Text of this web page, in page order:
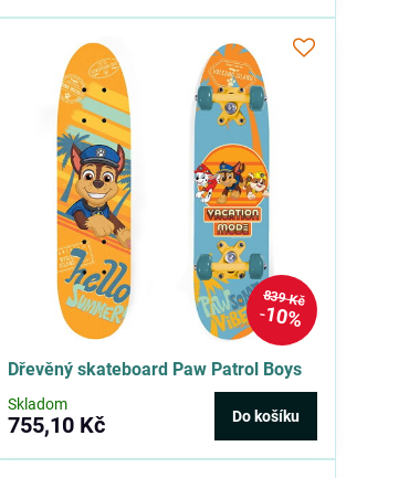
839 Kč
10%
Dřevěný skateboard Paw Patrol Boys
Skladom
755,10 Kč Do košíku